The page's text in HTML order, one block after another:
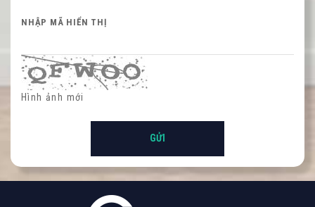
NHẬP MÃ HIỂN THỊ
Hình ảnh mới